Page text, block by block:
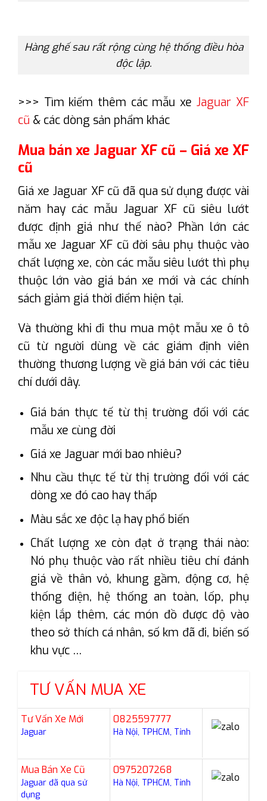
Hàng ghế sau rất rộng cùng hệ thống điều hòa
độc lập.
>>> Tìm kiếm thêm các mẫu xe Jaguar XF
cũ & các dòng sản phẩm khác
Mua bán xe Jaguar XF cũ – Giá xe XF
cũ
Giá xe Jaguar XF cũ đã qua sử dụng được vài
năm hay các mẫu Jaguar XF cũ siêu lướt
được định giá như thế nào? Phần lớn các
mẫu xe Jaguar XF cũ đời sâu phụ thuộc vào
chất lượng xe, còn các mẫu siêu lướt thì phụ
thuộc lớn vào giá bán xe mới và các chính
sách giảm giá thời điểm hiện tại.
Và thường khi đi thu mua một mẫu xe ô tô
cũ từ người dùng về các giám định viên
thường thương lượng về giá bán với các tiêu
chí dưới dây.
Giá bán thực tế từ thị trường đối với các
mẫu xe cùng đời
Giá xe Jaguar mới bao nhiêu?
Nhu cầu thực tế từ thị trường đối với các
dòng xe đó cao hay thấp
Màu sắc xe độc lạ hay phổ biến
Chất lượng xe còn đạt ở trạng thái nào:
Nó phụ thuộc vào rất nhiều tiêu chí đánh
giá về thân vỏ, khung gầm, động cơ, hệ
thống điện, hệ thống an toàn, lốp, phụ
kiện lắp thêm, các món đồ được độ vào
theo sở thích cá nhân, số km đã đi, biển số
khu vực …
TƯ VẤN MUA XE
Tư Vấn Xe Mới
Jaguar
0825597777
Hà Nội, TPHCM, Tỉnh
Mua Bán Xe Cũ
Jaguar đã qua sử
dụng
0975207268
Hà Nội, TPHCM, Tỉnh